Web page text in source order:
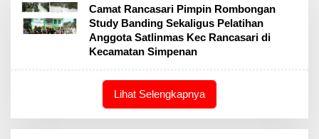
Camat Rancasari Pimpin Rombongan
Study Banding Sekaligus Pelatihan
Anggota Satlinmas Kec Rancasari di
Kecamatan Simpenan
Lihat Selengkapnya